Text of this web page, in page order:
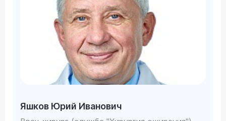
Яшков Юрий Иванович